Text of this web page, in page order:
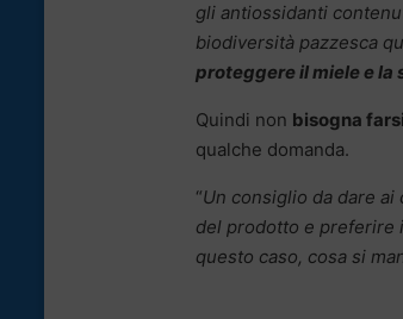
gli antiossidanti
biodiversità pazzesca
proteggere il miele e la
Quindi non bisogna
qualche domanda.
“Un consiglio da dare
del prodotto e preferire
questo caso, cosa si